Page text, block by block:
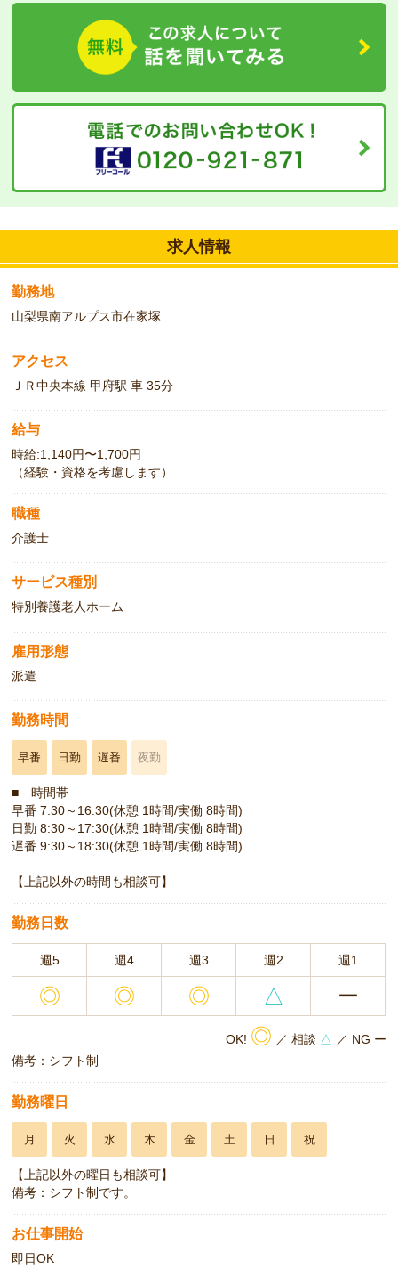
職場の環境
広々とした内装で気持ち良く勤務いただけます★
求人情報
勤務地
山梨県南アルプス市在家塚
アクセス
ＪＲ中央本線 甲府駅 車 35分
給与
時給:1,140円〜1,700円
（経験・資格を考慮します）
職種
介護士
サービス種別
特別養護老人ホーム
雇用形態
派遣
勤務時間
早番 日勤 遅番 夜勤
■ 時間帯
早番 7:30～16:30(休憩 1時間/実働 8時間)
日勤 8:30～17:30(休憩 1時間/実働 8時間)
遅番 9:30～18:30(休憩 1時間/実働 8時間)
【上記以外の時間も相談可】
勤務日数
週5 週4 週3 週2 週1
◎ ◎ ◎ △ ー
OK! ◎ ／ 相談 △ ／ NG ー
備考：シフト制
勤務曜日
月 火 水 木 金 土 日 祝
【上記以外の曜日も相談可】
備考：シフト制です。
お仕事開始
即日OK